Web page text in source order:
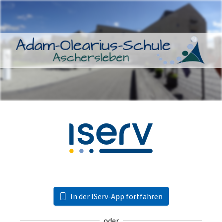
In der IServ-App fortfahren